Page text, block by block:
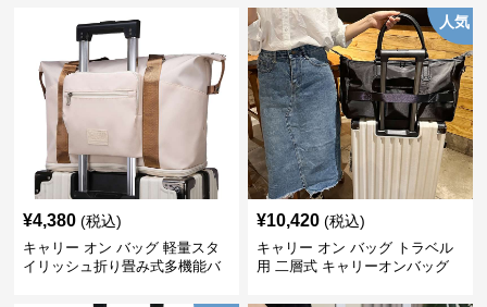
¥4,380 (税込)
キャリー オン バッグ 軽量スタ
イリッシュ折り畳み式多機能バ
人気
¥10,420 (税込)
キャリー オン バッグ トラベル
用 二層式 キャリーオンバッグ